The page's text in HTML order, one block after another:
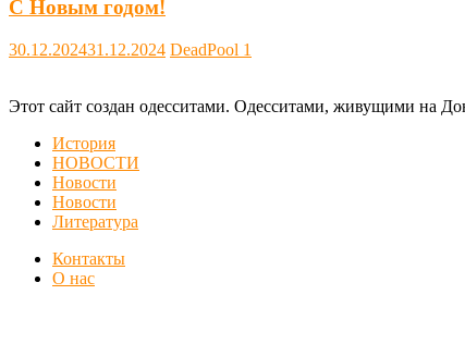
С Новым годом!
30.12.202431.12.2024 DeadPool 1
Этот сайт создан одесситами. Одесситами, живущими на
История
НОВОСТИ
Новости
Новости
Литература
Контакты
О нас